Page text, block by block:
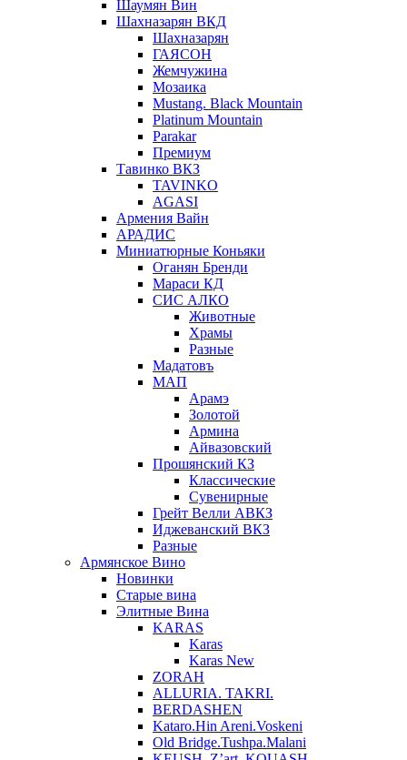
Шаумян Вин
Шахназарян ВКД
Шахназарян
ГАЯСОН
Жемчужина
Мозаика
Mustang. Black Mountain
Platinum Mountain
Parakar
Премиум
Тавинко ВКЗ
TAVINKO
AGASI
Армения Вайн
АРАДИС
Миниатюрные Коньяки
Оганян Бренди
Мараси КД
СИС АЛКО
Животные
Храмы
Разные
Мадатовъ
МАП
Арамэ
Золотой
Армина
Айвазовский
Прошянский КЗ
Классические
Сувенирные
Грейт Велли АВКЗ
Иджеванский ВКЗ
Разные
Армянское Вино
Новинки
Старые вина
Элитные Вина
KARAS
Karas
Karas New
ZORAH
ALLURIA. TAKRI.
BERDASHEN
Kataro.Hin Areni.Voskeni
Old Bridge.Tushpa.Malani